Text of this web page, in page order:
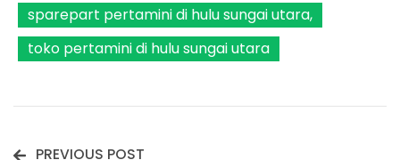
sparepart pertamini di hulu sungai utara
toko pertamini di hulu sungai utara
PREVIOUS POST